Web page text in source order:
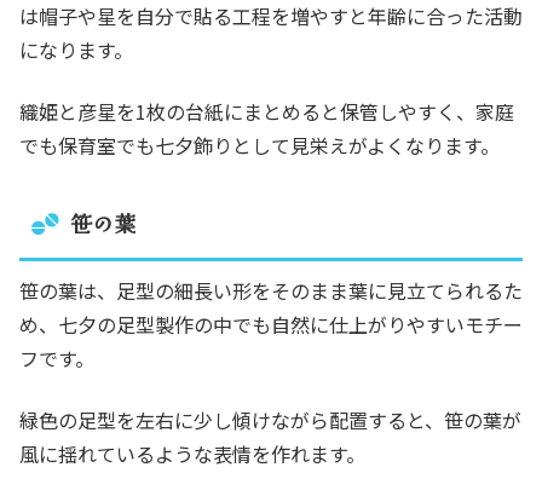
は帽子や星を自分で貼る工程を増やすと年齢に合った活動
になります。
織姫と彦星を1枚の台紙にまとめると保管しやすく、家庭
でも保育室でも七夕飾りとして見栄えがよくなります。
笹の葉
笹の葉は、足型の細長い形をそのまま葉に見立てられるた
め、七夕の足型製作の中でも自然に仕上がりやすいモチー
フです。
緑色の足型を左右に少し傾けながら配置すると、笹の葉が
風に揺れているような表情を作れます。